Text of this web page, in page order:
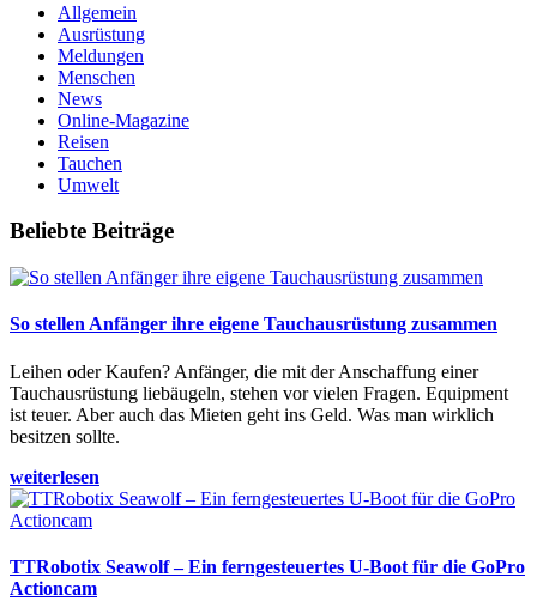
Allgemein
Ausrüstung
Meldungen
Menschen
News
Online-Magazine
Reisen
Tauchen
Umwelt
Beliebte Beiträge
So stellen Anfänger ihre eigene Tauchausrüstung zusammen
Leihen oder Kaufen? Anfänger, die mit der Anschaffung einer
Tauchausrüstung liebäugeln, stehen vor vielen Fragen. Equipment
ist teuer. Aber auch das Mieten geht ins Geld. Was man wirklich
besitzen sollte.
weiterlesen
TTRobotix Seawolf – Ein ferngesteuertes U-Boot für die GoPro
Actioncam